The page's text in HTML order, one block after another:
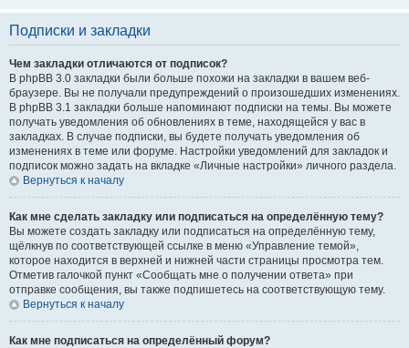
Подписки и закладки
Чем закладки отличаются от подписок?
В phpBB 3.0 закладки были больше похожи на закладки в вашем веб-
браузере. Вы не получали предупреждений о произошедших изменениях.
В phpBB 3.1 закладки больше напоминают подписки на темы. Вы можете
получать уведомления об обновлениях в теме, находящейся у вас в
закладках. В случае подписки, вы будете получать уведомления об
изменениях в теме или форуме. Настройки уведомлений для закладок и
подписок можно задать на вкладке «Личные настройки» личного раздела.
Вернуться к началу
Как мне сделать закладку или подписаться на определённую тему?
Вы можете создать закладку или подписаться на определённую тему,
щёлкнув по соответствующей ссылке в меню «Управление темой»,
которое находится в верхней и нижней части страницы просмотра тем.
Отметив галочкой пункт «Сообщать мне о получении ответа» при
отправке сообщения, вы также подпишетесь на соответствующую тему.
Вернуться к началу
Как мне подписаться на определённый форум?